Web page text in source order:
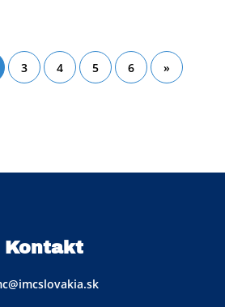
3 4 5 6 »
Kontakt